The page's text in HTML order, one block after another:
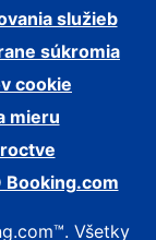
služieb
súkromia
cookie
mieru
Booking.com
Všetky